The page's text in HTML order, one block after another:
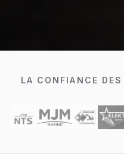
LA CONFIANCE DES